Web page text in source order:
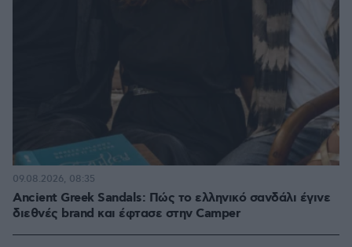
Ancient Greek Sandals: Πώς το ελληνικό σανδάλι έγινε
διεθνές brand και έφτασε στην Camper
09.08.2026, 08:35